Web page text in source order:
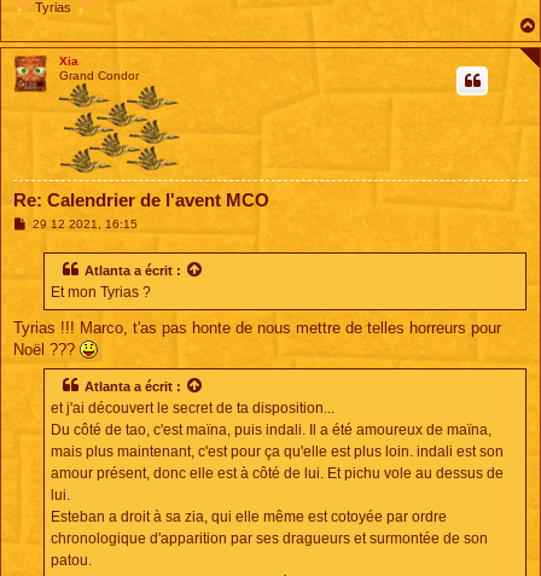
Tyrias
Xia
Grand Condor
Re: Calendrier de l'avent MCO
M29 12 2021, 16:15
Atlanta a écrit :
Et mon Tyrias ?
Tyrias !!! Marco, t'as pas honte de nous mettre de telles horreurs pour
Noël ???
Atlanta a écrit :
et j'ai découvert le secret de ta disposition...
Du côté de tao, c'est maïna, puis indali. Il a été amoureux de maïna,
mais plus maintenant, c'est pour ça qu'elle est plus loin. indali est son
amour présent, donc elle est à côté de lui. Et pichu vole au dessus de
lui.
Esteban a droit à sa zia, qui elle même est cotoyée par ordre
chronologique d'apparition par ses dragueurs et surmontée de son
patou.